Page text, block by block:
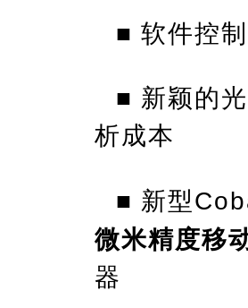
■ 软件控
■ 新颖的
析成本
■ 新型
微米精度移
器